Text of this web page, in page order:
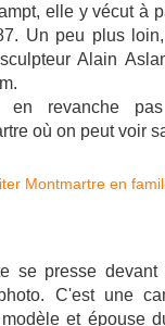
elle y vécut à
Un peu plus
Alain
en revanche
où on peut voir
se presse
C'est une
et épouse